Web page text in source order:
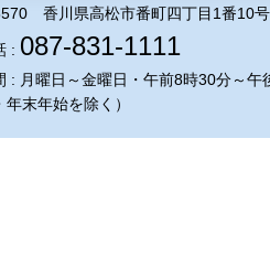
香川県高松市番町四丁目1番10号
: 087-831-1111
: 月曜日～金曜日・午前8時30分～午
年末年始を除く）